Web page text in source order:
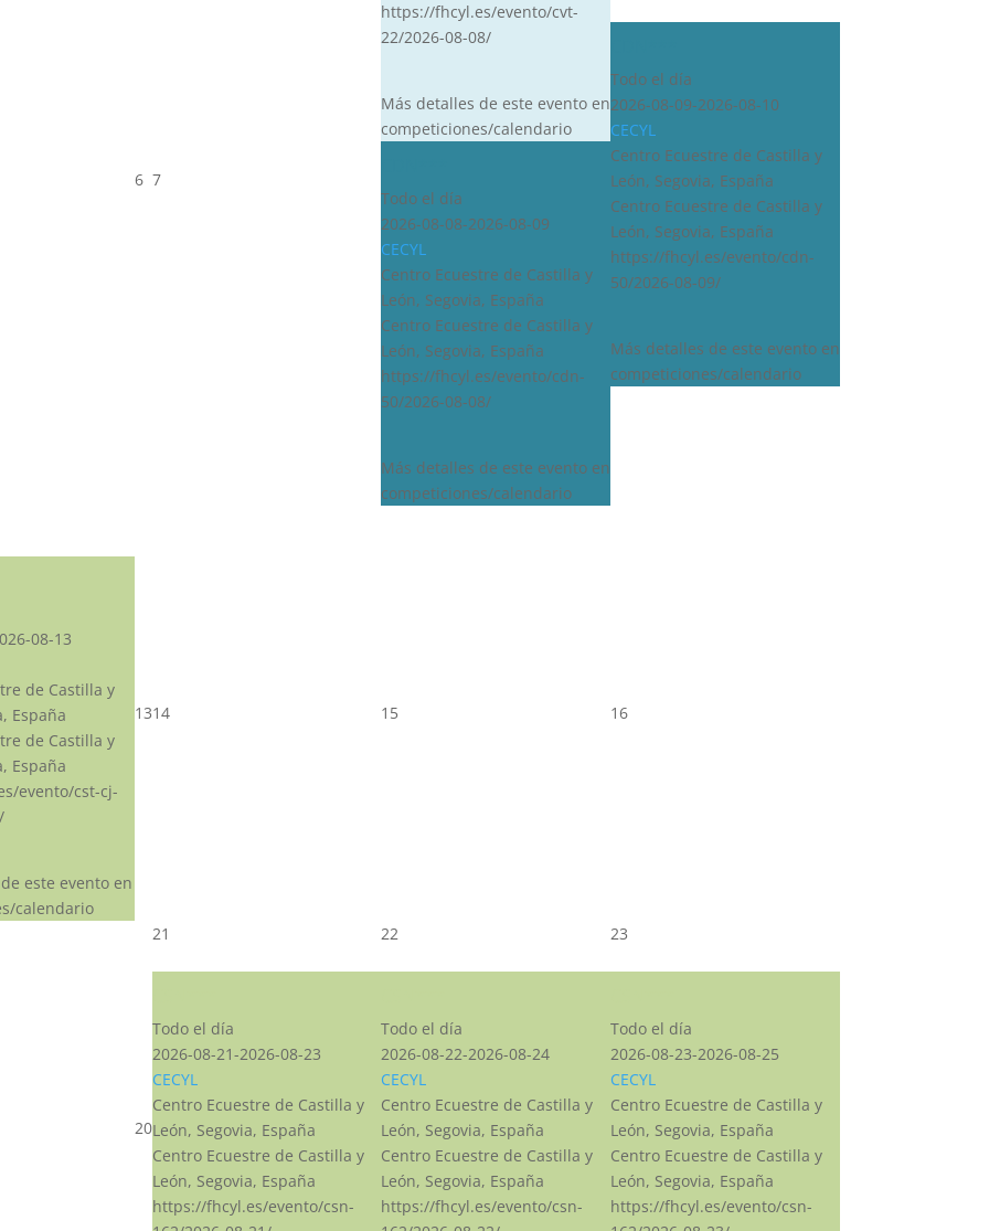
6 7
https://fhcyl.es/evento/cvt-
22/2026-08-08/
Más detalles de este evento en
competiciones/calendario
Todo el día
2026-08-08-2026-08-09
CECYL
Centro Ecuestre de Castilla y
León, Segovia, España
Centro Ecuestre de Castilla y
León, Segovia, España
https://fhcyl.es/evento/cdn-
50/2026-08-08/
Más detalles de este evento en
competiciones/calendario
Todo el día
2026-08-09-2026-08-10
CECYL
Centro Ecuestre de Castilla y
León, Segovia, España
Centro Ecuestre de Castilla y
León, Segovia, España
https://fhcyl.es/evento/cdn-
50/2026-08-09/
Más detalles de este evento en
competiciones/calendario
08-13
de Castilla y
España
de Castilla y
España
evento/cst-cj-
este evento en
calendario
1314 15 16
20
21
Todo el día
2026-08-21-2026-08-23
CECYL
Centro Ecuestre de Castilla y
León, Segovia, España
Centro Ecuestre de Castilla y
León, Segovia, España
https://fhcyl.es/evento/csn-
22
Todo el día
2026-08-22-2026-08-24
CECYL
Centro Ecuestre de Castilla y
León, Segovia, España
Centro Ecuestre de Castilla y
León, Segovia, España
https://fhcyl.es/evento/csn-
23
Todo el día
2026-08-23-2026-08-25
CECYL
Centro Ecuestre de Castilla y
León, Segovia, España
Centro Ecuestre de Castilla y
León, Segovia, España
https://fhcyl.es/evento/csn-